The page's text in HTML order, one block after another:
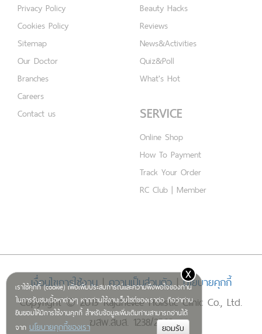
เราใช้คุกกี้ (cookie) เพื่อเพิ่มประสบการณ์และความพึงพอใจของท่าน
ในการรับชมเนื้อหาต่างๆ หากท่านใช้งานเว็บไซต์ของเราต่อ ถือว่าท่าน
ยินยอมให้มีการใช้งานคุกกี้ สำหรับข้อมูลเพิ่มเติมท่านสามารถอ่านได้
จาก นโยบายคุกกี้ของเรา
x
Privacy Policy
Cookies Policy
Sitemap
Our Doctor
Branches
Careers
Contact us
Beauty Hacks
Reviews
News&Activities
Quiz&Poll
What's Hot
SERVICE
Online Shop
How To Payment
Track Your Order
RC Club | Member
เงื่อนไขการใช้งาน|ความเป็นส่วนตัว|นโยบายคุกกี้
Copyright © 2019 Rajdhevee Holistic Clinic Co., Ltd.
ฆสพ.สบส. 1238/2562